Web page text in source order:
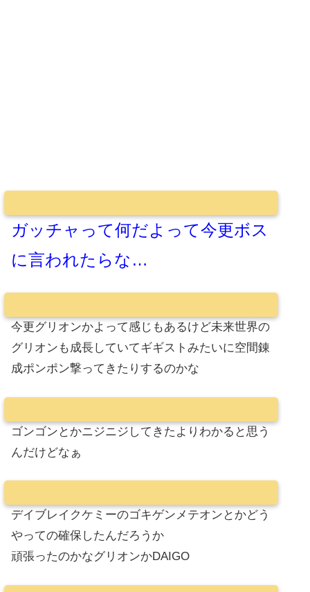
ガッチャって何だよって今更ボス
に言われたらな…
今更グリオンかよって感じもあるけど未来世界の
グリオンも成長していてギギストみたいに空間錬
成ポンポン撃ってきたりするのかな
ゴンゴンとかニジニジしてきたよりわかると思う
んだけどなぁ
デイブレイクケミーのゴキゲンメテオンとかどう
やっての確保したんだろうか
頑張ったのかなグリオンかDAIGO